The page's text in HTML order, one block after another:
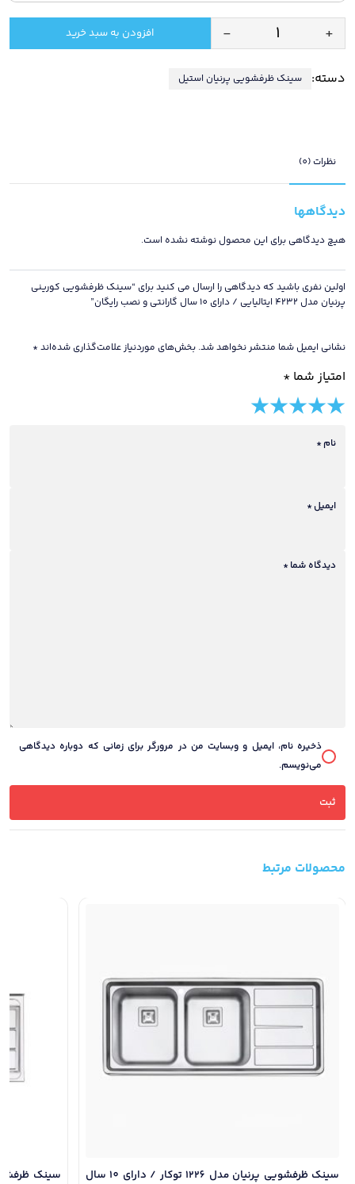
سینک
کورینی
ایتالیایی
/
دارای
10
سال
و
نصب
عدد
+
- افزودن به سبد خرید
دسته: سینک ظرفشویی پرنیان استیل
نظرات (0)
دیدگاهها
هیچ دیدگاهی برای این محصول نوشته نشده است.
اولین نفری باشید که دیدگاهی را ارسال می کنید برای “سینک ظرفشویی کورینی
پرنیان مدل 4232 ایتالیایی / دارای 10 سال گارانتی و نصب رایگان”
نشانی ایمیل شما منتشر نخواهد شد. بخش‌های موردنیاز علامت‌گذاری شده‌اند *
امتیاز شما *
1 of
stars
2 of
stars
3 of
4 of
5 of
دیدگاه شما *
نام *
ایمیل *
ذخیره نام، ایمیل و وبسایت من در مرورگر برای زمانی که دوباره دیدگاهی
می‌نویسم.
محصولات مرتبط
سینک ظرفشویی پرنیان مدل 1226 توکار / دارای 10 سال